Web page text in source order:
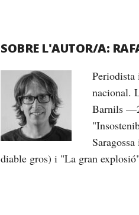
SOBRE L'AUTOR/A:
Periodista
nacional.
Barnils
diable gros) i "La gran